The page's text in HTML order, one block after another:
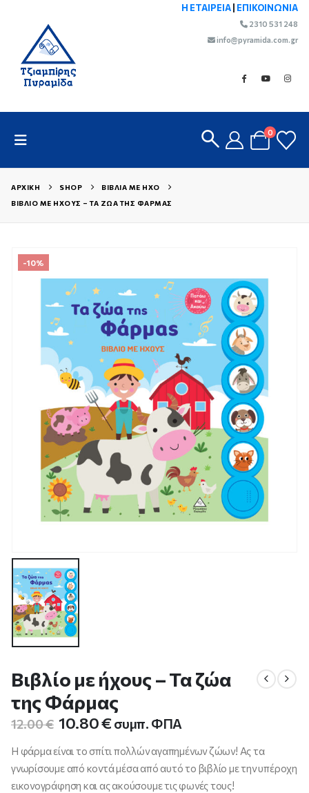
Η ΕΤΑΙΡΕΙΑ ΕΠΙΚΟΙΝΩΝΙΑ
2310 531 248
info@pyramida.com.gr
0
ΑΡΧΙΚΉ SHOP
ΒΙΒΛΊΑ ΜΕ ΉΧΟ
ΒΙΒΛΊΟ ΜΕ ΉΧΟΥΣ – ΤΑ ΖΏΑ ΤΗΣ ΦΆΡΜΑΣ
-10%
Βιβλίο με ήχους – Τα ζώα
της Φάρμας
12.00€ Original
was:
12.00 €.
10.80€Η
τρέχουσα
τιμή
είναι:
10.80 €.
συμπ. ΦΠΑ
Η φάρμα είναι το σπίτι πολλών αγαπημένων ζώων! Ας τα
γνωρίσουμε από κοντά μέσα από αυτό το βιβλίο με την υπέροχη
εικονογράφηση και ας ακούσουμε τις φωνές τους!